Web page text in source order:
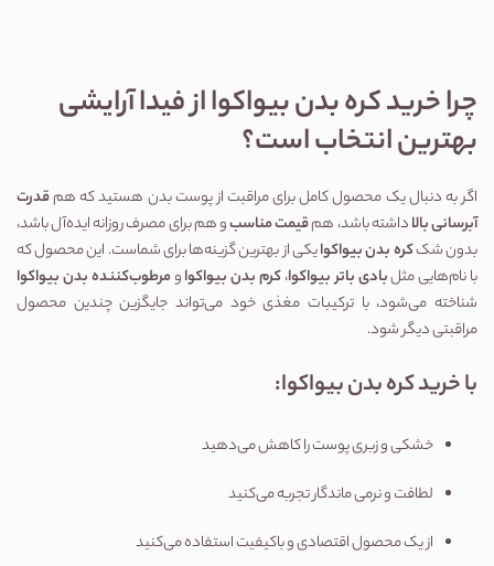
چرا خرید کره بدن بیواکوا از فیدا آرایشی
بهترین انتخاب است؟
اگر به دنبال یک محصول کامل برای مراقبت از پوست بدن هستید که همقدرت
آبرسانی بالاداشته باشد، همقیمت مناسبو هم برای مصرف روزانه ایده‌آل باشد،
بدون شککره بدن بیواکوایکی از بهترین گزینه‌ها برای شماست. این محصول که
با نام‌هایی مثلبادی باتر بیواکوا،کرم بدن بیواکواومرطوب‌کننده بدن بیواکوا
شناخته می‌شود، با ترکیبات مغذی خود می‌تواند جایگزین چندین محصول
مراقبتی دیگر شود.
با خرید کره بدن بیواکوا:
خشکی و زبری پوست را کاهش می‌دهید
لطافت و نرمی ماندگار تجربه می‌کنید
از یک محصول اقتصادی و باکیفیت استفاده می‌کنید